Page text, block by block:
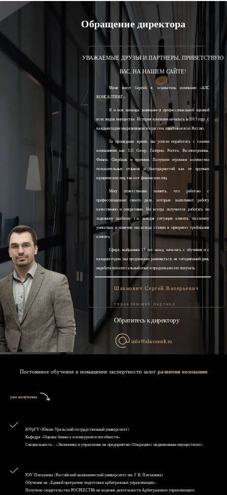
Обращение директора
УВАЖАЕМЫЕ ДРУЗЬЯ И ПАРТНЕРЫ, ПРИВЕТСТВУЮ
ВАС, НА НАШЕМ САЙТЕ!
Меня зовут Сергей, я, основатель компании «АЛС
КОНСАЛТИНГ».
Я и моя команда занимаемся профессиональной оценкой
всех видов имущества. История компании началась в 2013 году, с
каждым годом мы развиваемся и растём, охватывая всю Россию.
За прошедшее время, мы успели поработать с такими
компаниями как: LG Group, Газпром, Ростех, Росэлектроника,
Финам, Сбербанк и прочими. Получили огромное количество
положительных отзывов и благодарностей как от крупных
юридических лиц, так и от физических лиц.
Могу ответственно заявить, что работаю с
профессионалами своего дела, которые, выполняют работу
качественно и оперативно. Ни всегда получается работать по
заданному шаблону, т.к. каждая ситуация клиента, по-своему
уникальна и конечно мы всегда ставим в приоритет требования
клиента.
Сфера, выбранная 15 лет назад, началась с обучения и с
каждым годом, мы продолжаем развиваться, на сегодняшний день
наработали колоссальный опыт и продолжаем его получать.
Шахнович Сергей Валерьевич
управляющий партнер
Обратитесь к директору
info@alsconsult.ru
Постоянное обучение и повышение экспертности залог развития компании
уже получены
ЮУрГУ (Южно-Уральский государственный университет)
Кафедра «Оценка бизнеса и конкурентоспособности»
Специальность - «Экономика и управление на предприятии (Операции с недвижимым имуществом)»
РЭУ Плеханова (Российский экономический университет им. Г.В. Плеханова)
Обучение на «Единой программе подготовки арбитражных управляющих»
Получено свидетельство РОСРЕЕСТРА на ведение деятельности Арбитражного управляющего